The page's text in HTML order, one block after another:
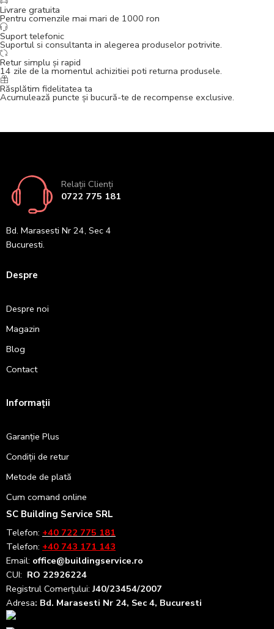
Livrare gratuita
Pentru comenzile mai mari de 1000 ron
Suport telefonic
Suportul si consultanta in alegerea produselor potrivite.
Retur simplu și rapid
14 zile de la momentul achizitiei poti returna produsele.
Răsplătim fidelitatea ta
Acumulează puncte și bucură-te de recompense exclusive.
Relații Clienți
0722 775 181
Bd. Marasesti Nr 24, Sec 4
Bucuresti.
Despre
Despre noi
Magazin
Blog
Contact
Informații
Garanție Plus
Condiții de retur
Metode de plată
Cum comand online
SC Building Service SRL
Telefon: +40 722 775 181
Telefon: +40 743 171 143
Email: office@buildingservice.ro
CUI: RO 22926224
Registrul Comerțului:J40/23454/2007
Adresa: Bd. Marasesti Nr 24, Sec 4, Bucuresti